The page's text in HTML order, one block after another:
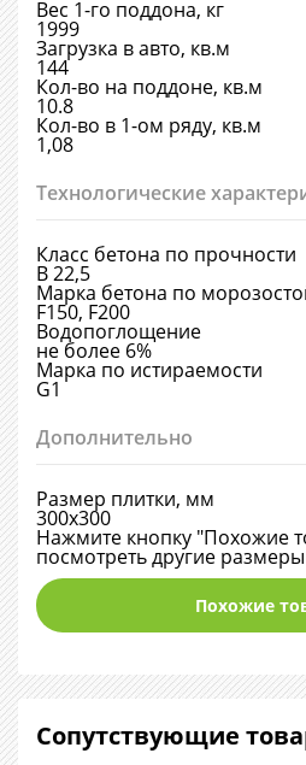
Вес 1-го поддона, кг
1999
Загрузка в авто, кв.м
144
Кол-во на поддоне, кв.м
10.8
Кол-во в 1-ом ряду, кв.м
1,08
Технологические
Класс бетона по прочности
В 22,5
Марка бетона по
F150, F200
Водопоглощение
не более 6%
Марка по истираемости
G1
Дополнительно
Размер плитки, мм
300х300
Нажмите кнопку "Похожие
посмотреть другие размеры
Похожие
Сопутствующие